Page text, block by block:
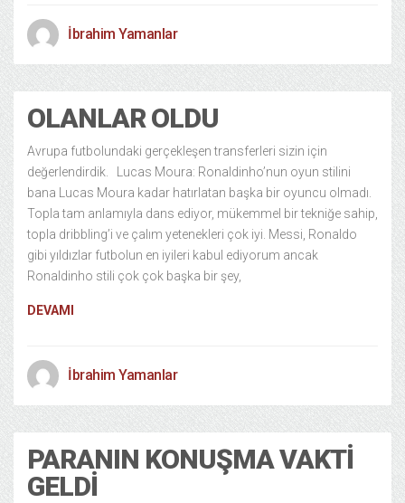
İbrahim Yamanlar
OLANLAR OLDU
Avrupa futbolundaki gerçekleşen transferleri sizin için
değerlendirdik. Lucas Moura: Ronaldinho’nun oyun stilini
bana Lucas Moura kadar hatırlatan başka bir oyuncu olmadı.
Topla tam anlamıyla dans ediyor, mükemmel bir tekniğe sahip,
topla dribbling’i ve çalım yetenekleri çok iyi. Messi, Ronaldo
gibi yıldızlar futbolun en iyileri kabul ediyorum ancak
Ronaldinho stili çok çok başka bir şey,
DEVAMI
İbrahim Yamanlar
PARANIN KONUŞMA VAKTI
GELDI